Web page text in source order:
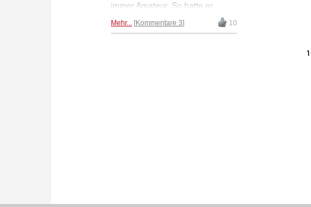
immer Amateur. So hatte er
Theorie oft einen schweren
Mehr... Kommentare 3 10
1